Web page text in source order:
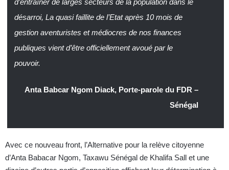
d’entraîner de larges secteurs de la population dans le
désarroi, La quasi faillite de l’Etat après 10 mois de
gestion aventuristes et médiocres de nos finances
publiques vient d’être officiellement avoué par le
pouvoir.
Anta Babcar Ngom Diack, Porte-parole du FDR –
Sénégal
Avec ce nouveau front, l’Alternative pour la relève citoyenne
d’Anta Babacar Ngom, Taxawu Sénégal de Khalifa Sall et une